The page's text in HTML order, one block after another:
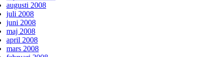
augusti 2008
juli 2008
juni 2008
maj 2008
april 2008
mars 2008